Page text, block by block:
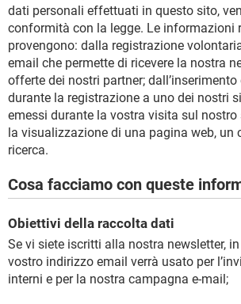
dati personali effettuati in questo sito,
conformità con la legge. Le informazioni
provengono: dalla registrazione
email che permette di ricevere la nostra
offerte dei nostri partner;
durante la registrazione a uno dei nostri
emessi durante la vostra visita sul
la visualizzazione di una pagina web, un
ricerca.
Cosa facciamo con queste
Obiettivi della raccolta dati
Se vi siete iscritti alla nostra newsletter,
vostro indirizzo email verrà usato per
interni e per la nostra campagna e-mail;